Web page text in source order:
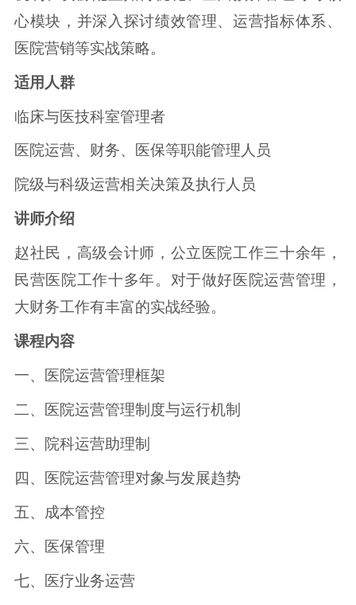
心模块，并深入探讨绩效管理、运营指标体系、
医院营销等实战策略。
适用人群
临床与医技科室管理者
医院运营、财务、医保等职能管理人员
院级与科级运营相关决策及执行人员
讲师介绍
赵社民，高级会计师，公立医院工作三十余年，
民营医院工作十多年。对于做好医院运营管理，
大财务工作有丰富的实战经验。
课程内容
一、医院运营管理框架
二、医院运营管理制度与运行机制
三、院科运营助理制
四、医院运营管理对象与发展趋势
五、成本管控
六、医保管理
七、医疗业务运营